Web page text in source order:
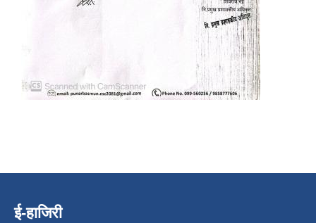
ई-हाजिरी